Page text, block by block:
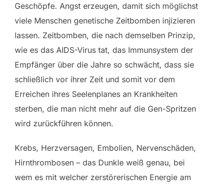
Geschöpfe. Angst erzeugen, damit sich möglichst
viele Menschen genetische Zeitbomben injizieren
lassen. Zeitbomben, die nach demselben Prinzip,
wie es das AIDS-Virus tat, das Immunsystem der
Empfänger über die Jahre so schwächt, dass sie
schließlich vor ihrer Zeit und somit vor dem
Erreichen ihres Seelenplanes an Krankheiten
sterben, die man nicht mehr auf die Gen-Spritzen
wird zurückführen können.
Krebs, Herzversagen, Embolien, Nervenschäden,
Hirnthrombosen – das Dunkle weiß genau, bei
wem es mit welcher zerstörerischen Energie am